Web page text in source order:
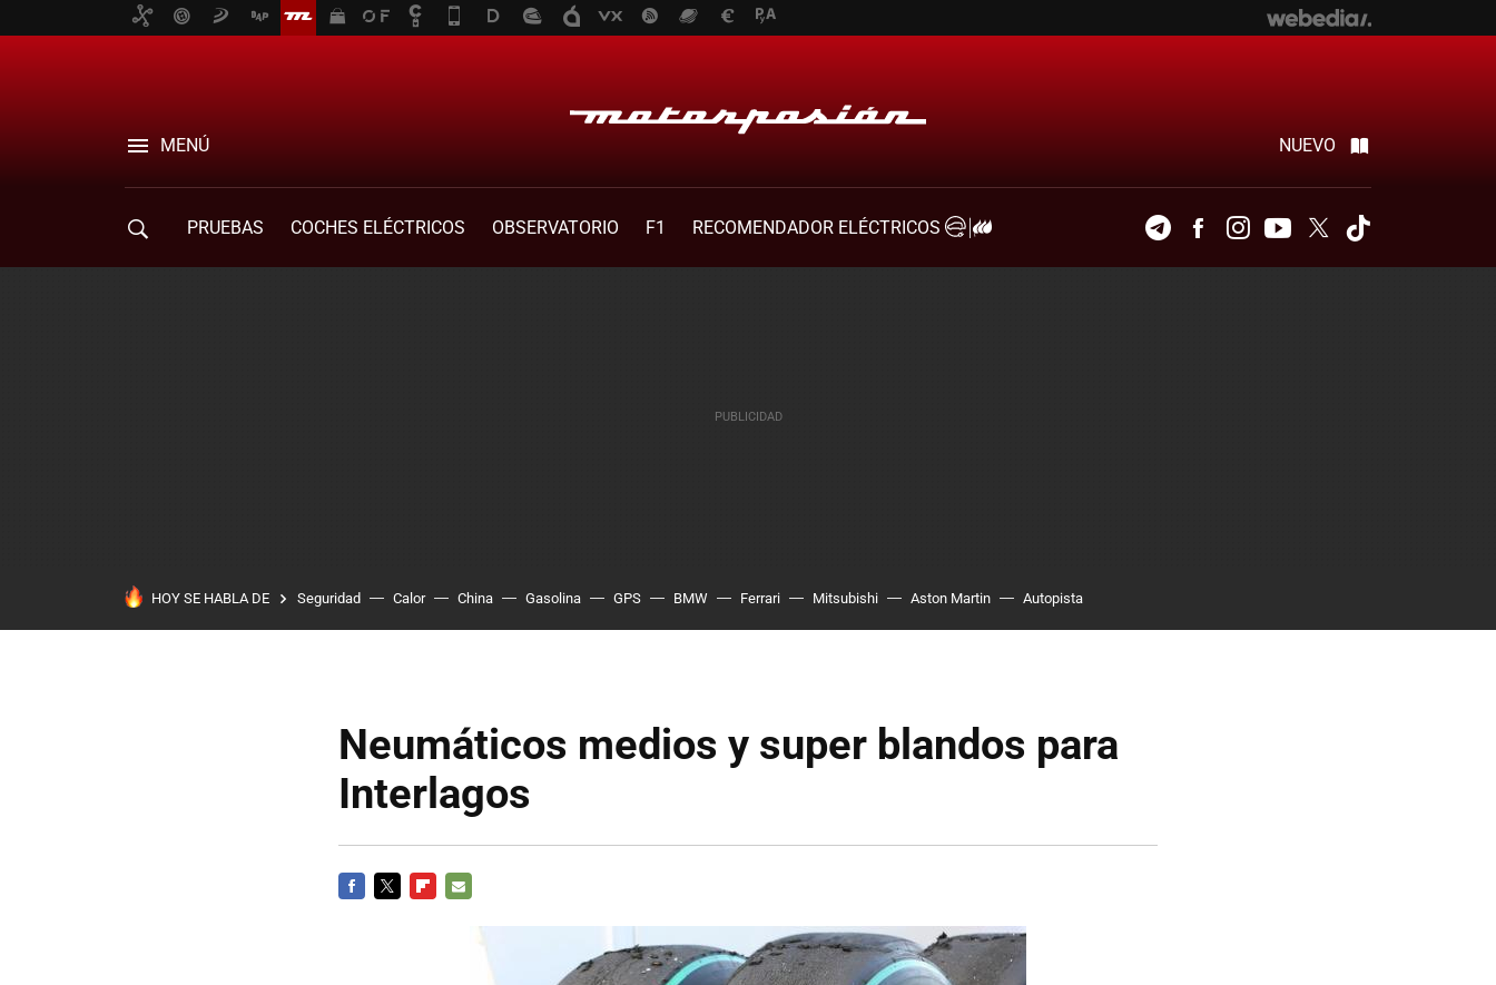
MENÚ NUEVO
PRUEBAS COCHES ELÉCTRICOS OBSERVATORIO F1
RECOMENDADOR ELÉCTRICOS
TelegramFacebookInstagramYoutubeTwitter
HOY SE HABLA DE Seguridad Calor China Gasolina GPS BMW Ferrari Mitsubishi Aston Martin Autopista
Neumáticos medios y super blandos para
Interlagos